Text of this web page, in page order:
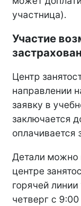
участница).
Участие
Центр
направлении
заявку в
заключается
оплачивается
Детали можно
центре
горячей
четверг с